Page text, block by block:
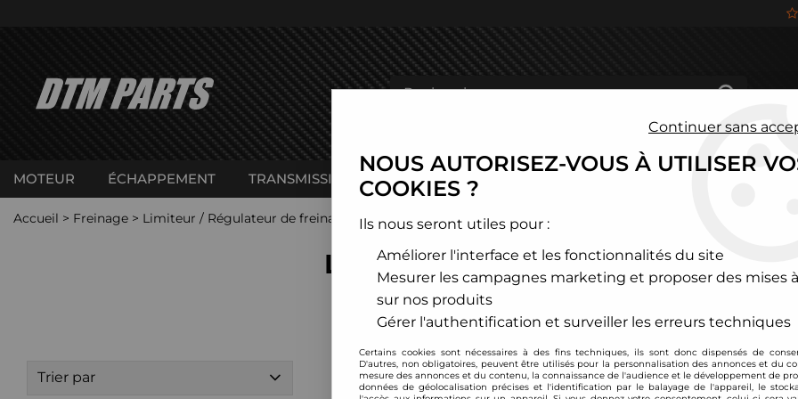
MOTEUR ÉCHAPPEMENT TRANSMISSION CHÂSSIS
Accueil > Freinage > Limiteur / Régulateur de freinage
LIMITEUR / RÉGULATEUR DE
Trier par
Continuer sans
NOUS AUTORISEZ-VOUS À UTILISER
COOKIES ?
Ils nous seront utiles pour :
Améliorer l'interface et les fonctionnalités du site
Mesurer les campagnes marketing et proposer des mises
sur nos produits
Gérer l'authentification et surveiller les erreurs techniques
Certains cookies sont nécessaires à des fins techniques, ils sont donc dispensés de
D'autres, non obligatoires, peuvent être utilisés pour la personnalisation des annonces et du
mesure des annonces et du contenu, la connaissance de l'audience et le développement de
données de géolocalisation précises et l'identification par le balayage de l'appareil, le